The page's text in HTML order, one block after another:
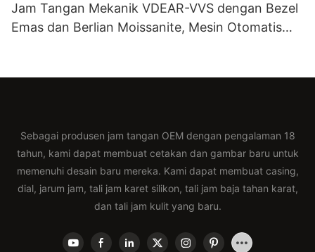
Jam Tangan Mekanik VDEAR-VVS dengan Bezel
Emas dan Berlian Moissanite, Mesin Otomatis
Sebagai produsen jam tangan OEM dengan pengalaman 18
tahun, kami dapat membuat cetakan dan gambar baru untuk
memenuhi desain baru mereka. Kami dapat membuat casing,
dial, jarum jam, tali jam karet silikon, tali jam baja tahan karat,
dan tali jam kulit yang baru.